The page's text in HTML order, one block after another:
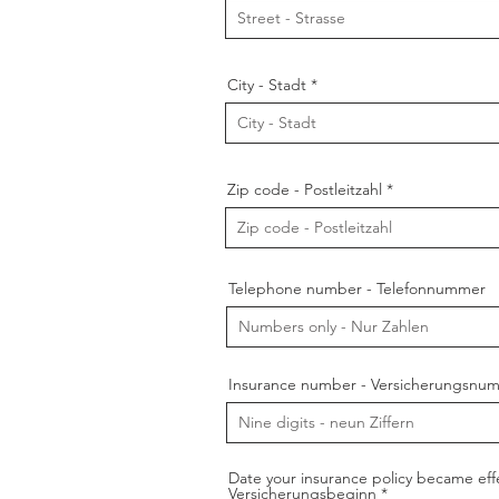
City - Stadt
Zip code - Postleitzahl
Telephone number - Telefonnummer
Insurance number -
Date your insurance policy became
Versicherungsbeginn *r